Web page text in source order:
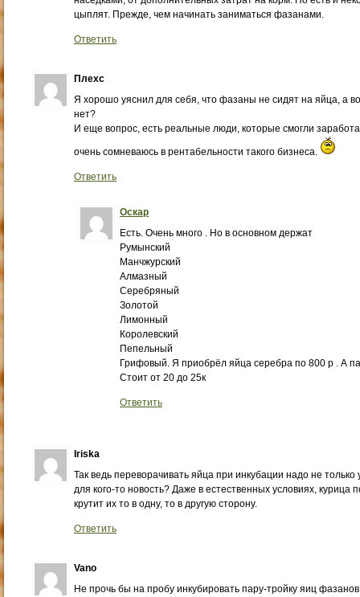
цыплят. Прежде, чем начинать заниматься фазанами.
Ответить
Плехс
Я хорошо уяснил для себя, что фазаны не сидят на яйца, а
нет?
И еще вопрос, есть реальные люди, которые смогли
очень сомневаюсь в рентабельности такого бизнеса.
Ответить
Оскар
Есть. Очень много . Но в основном держат
Румынский
Манчжурский
Алмазный
Серебряный
Золотой
Лимонный
Королевский
Пепельный
Грифовый. Я приобрёл яйца серебра по 800 р . А
Стоит от 20 до 25к
Ответить
Iriska
Так ведь переворачивать яйца при инкубации надо не
для кого-то новость? Даже в естественных условиях, курица
крутит их то в одну, то в другую сторону.
Ответить
Vano
Не прочь бы на пробу инкубировать пару-тройку яиц